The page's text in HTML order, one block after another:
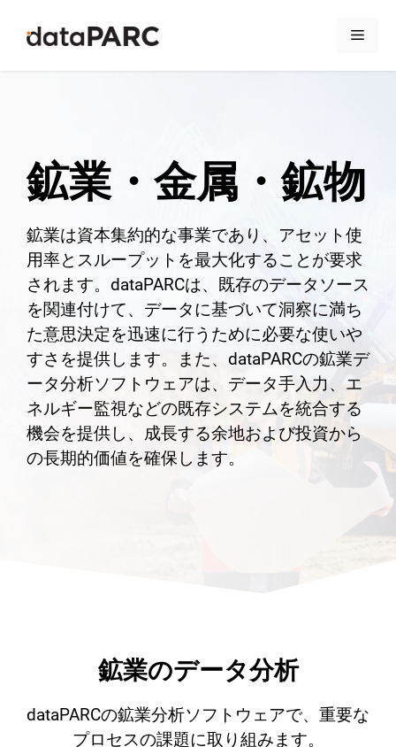
メニ
鉱業・金属・鉱物
鉱業は資本集約的な事業であり、アセット使
用率とスループットを最大化することが要求
されます。dataPARCは、既存のデータソース
を関連付けて、データに基づいて洞察に満ち
た意思決定を迅速に行うために必要な使いや
すさを提供します。また、dataPARCの鉱業デ
ータ分析ソフトウェアは、データ手入力、エ
ネルギー監視などの既存システムを統合する
機会を提供し、成長する余地および投資から
の長期的価値を確保します。
鉱業のデータ分析
dataPARCの鉱業分析ソフトウェアで、重要な
プロセスの課題に取り組みます。